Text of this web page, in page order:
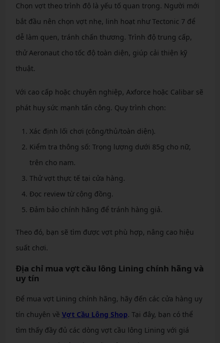
Chọn vợt theo trình độ là yếu tố quan trọng. Người mới
bắt đầu nên chọn vợt nhẹ, linh hoạt như Tectonic 7 để
dễ làm quen, tránh chấn thương. Trình độ trung cấp,
thử Aeronaut cho tốc độ toàn diện, giúp cải thiện kỹ
thuật.
Với cao cấp hoặc chuyên nghiệp, Axforce hoặc Calibar sẽ
phát huy sức mạnh tấn công. Quy trình chọn:
Xác định lối chơi (công/thủ/toàn diện).
Kiểm tra thông số: Trọng lượng dưới 85g cho nữ,
trên cho nam.
Thử vợt thực tế tại cửa hàng.
Đọc review từ cộng đồng.
Đảm bảo chính hãng để tránh hàng giả.
Theo đó, bạn sẽ tìm được vợt phù hợp, nâng cao hiệu
suất chơi.
Địa chỉ mua vợt cầu lông Lining chính hãng và
uy tín
Để mua vợt Lining chính hãng, hãy đến các cửa hàng uy
tín chuyên về Vợt Cầu Lông Shop. Tại đây, bạn có thể
tìm thấy đầy đủ các dòng vợt cầu lông Lining với giá